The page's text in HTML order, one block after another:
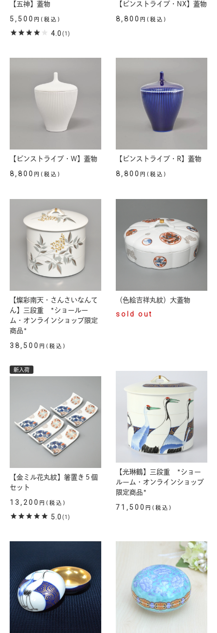
【五神】蓋物
5,500 円(税込)
4.0 (1)
【ピンストライプ・NX】蓋物
8,800 円(税込)
【ピンストライプ・W】蓋物
8,800 円(税込)
【ピンストライプ・R】蓋物
8,800 円(税込)
【燦彩南天・さんさいなんて
ん】三段重 *ショールー
ム・オンラインショップ限定
商品*
38,500 円(税込)
（色絵吉祥丸紋）大蓋物
sold out
新入荷
【金ミル花丸紋】箸置き５個
セット
13,200 円(税込)
5.0 (1)
【光琳鶴】三段重 *ショー
ルーム・オンラインショップ
限定商品*
71,500 円(税込)